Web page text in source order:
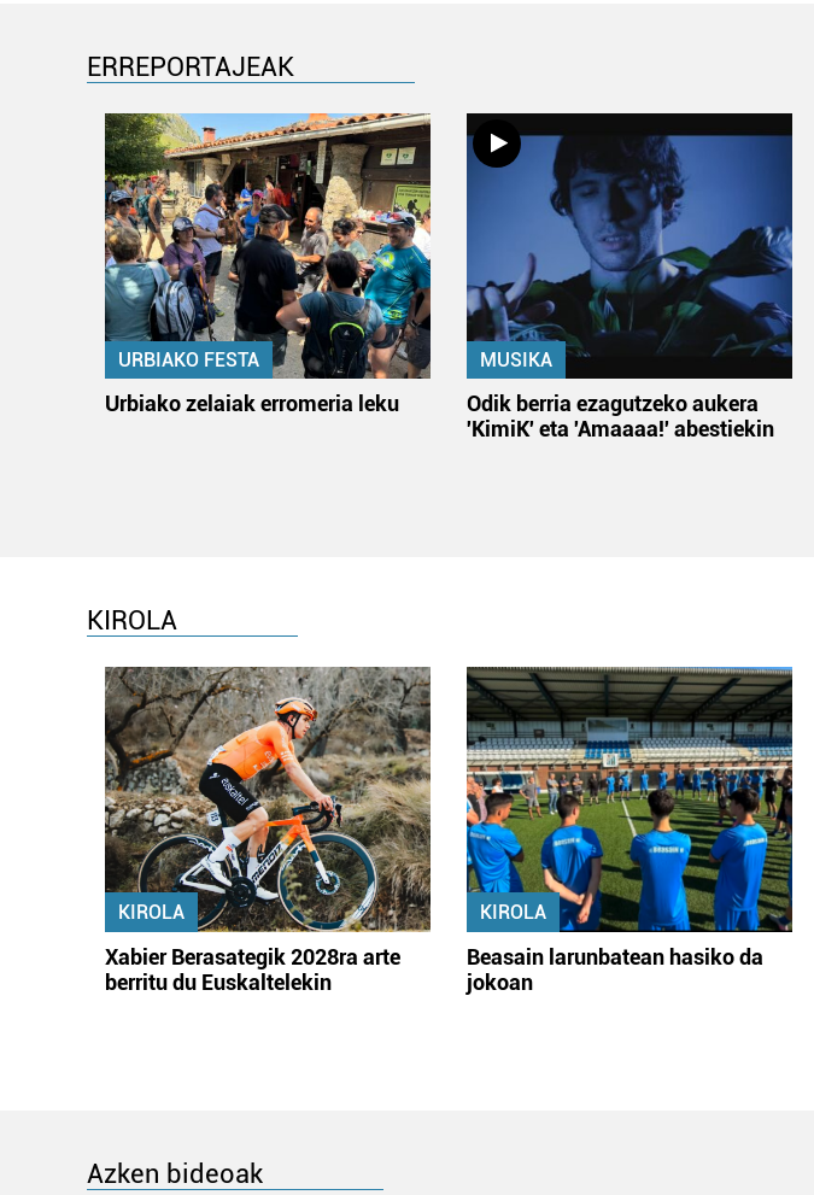
ERREPORTAJEAK
URBIAKO FESTA
Urbiako zelaiak erromeria leku
MUSIKA
Odik berria ezagutzeko aukera
'KimiK' eta 'Amaaaa!' abestiekin
KIROLA
KIROLA
Xabier Berasategik 2028ra arte
berritu du Euskaltelekin
KIROLA
Beasain larunbatean hasiko da
jokoan
Azken bideoak